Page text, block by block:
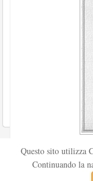
Pubblicata nel
ridi fu
Questo sito utilizza
Continuando la